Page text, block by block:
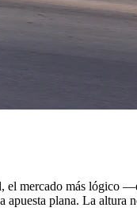
el mercado más
plana. La